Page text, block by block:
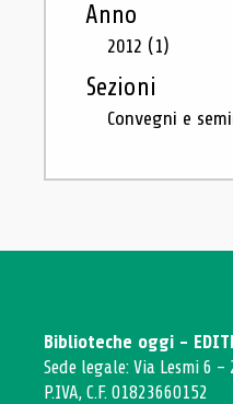
Anno
2012 (1)
Sezioni
Convegni e
Biblioteche oggi -
Sede legale: Via Lesmi 6
P.IVA, C.F. 01823660152